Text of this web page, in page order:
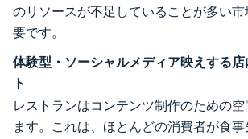
のリソースが不足していることが多い
要です。
体験型・ソーシャルメディア映えする
ト
レストランはコンテンツ制作のための
ます。これは、ほとんどの消費者が食